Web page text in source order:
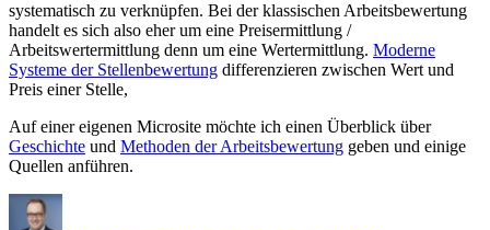
systematisch zu verknüpfen. Bei der klassischen Arbeitsbewertung
handelt es sich also eher um eine Preisermittlung /
Arbeitswertermittlung denn um eine Wertermittlung. Moderne
Systeme der Stellenbewertung differenzieren zwischen Wert und
Preis einer Stelle,
Auf einer eigenen Microsite möchte ich einen Überblick über
Geschichte und Methoden der Arbeitsbewertung geben und einige
Quellen anführen.
Autor